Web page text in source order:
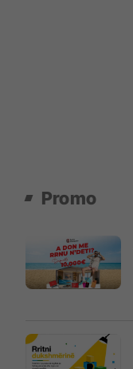
Promo